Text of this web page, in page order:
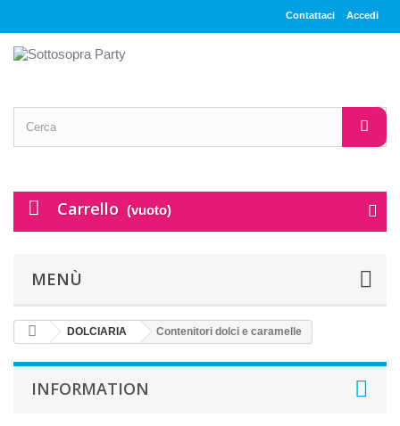
Accedi
Contattaci
Carrello (vuoto)
MENÙ
DOLCIARIA Contenitori dolci e caramelle
INFORMATION